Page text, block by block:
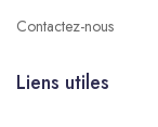
Contactez-nous
Liens utiles